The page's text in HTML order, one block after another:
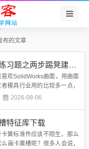
布的文章
SolidWorks曲面练习题之两步踢凳建模，看似曲面实则特征
欢SolidWorks曲面，用曲面
模具行业用的比较多一点，
标设计、钣金加工等大的行
是两步踢...
2026-08-06
特征库下载
簧标准件应该不陌生，那么
画卡簧槽呢？很多人会说，